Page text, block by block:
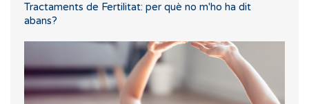
Tractaments de Fertilitat: per què no m'ho ha dit
abans?